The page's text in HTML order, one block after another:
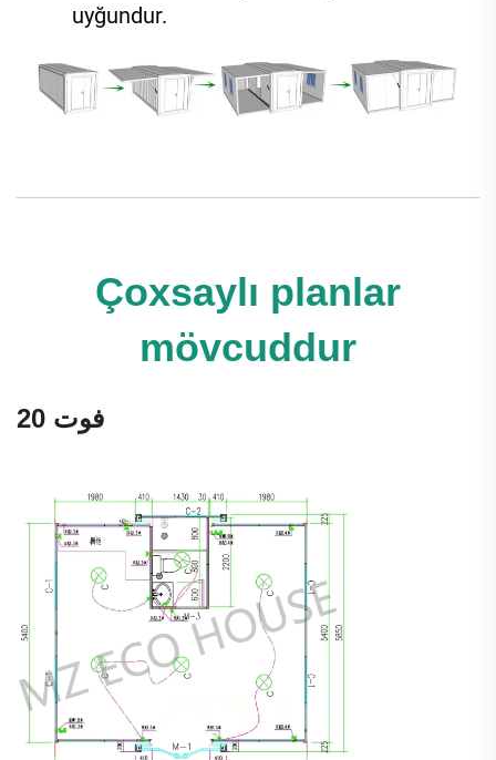
uyğundur.
Çoxsaylı planlar
mövcuddur
20 فوت